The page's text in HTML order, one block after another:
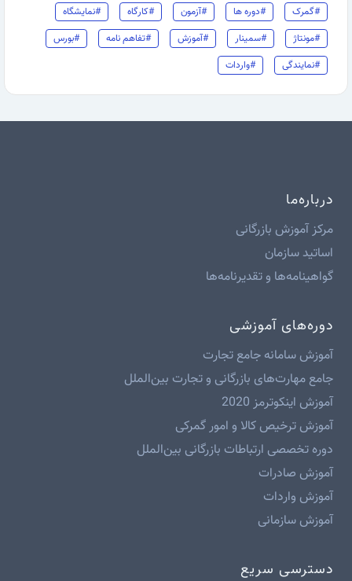
#گمرک
#دوره ها #آزمون #کارگاه
#نمایشگاه
#مونتاژ
#سمینار #آموزش #تفاهم نامه
#بورس
#نمایندگی
#واردات
درباره‌ما
مرکز آموزش بازرگانی
اساتید سازمان
گواهینامه‌ها و تقدیرنامه‌ها
دوره‌های آموزشی
آموزش سامانه جامع تجارت
جامع مهارت‌های بازرگانی و تجارت بین‌الملل
آموزش اینکوترمز 2020
آموزش ترخیص کالا و امور گمرکی
دوره تخصصی ارتباطات بازرگانی بین‌الملل
آموزش صادرات
آموزش واردات
آموزش سازمانی
دسترسی سریع